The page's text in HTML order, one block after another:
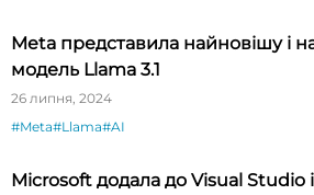
Meta представила найновішу і
модель Llama 3.1
26 липня, 2024
#Meta#Llama#AI
Microsoft додала до Visual Studio